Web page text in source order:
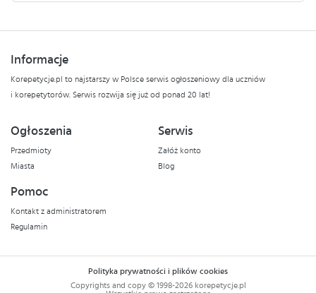
Informacje
Korepetycje.pl to najstarszy w Polsce serwis ogłoszeniowy dla uczniów
i korepetytorów. Serwis rozwija się już od ponad 20 lat!
Ogłoszenia
Przedmioty
Miasta
Serwis
Załóż konto
Blog
Pomoc
Kontakt z administratorem
Regulamin
Polityka prywatności i plików cookies
Copyrights and copy © 1998-2026 korepetycje.pl